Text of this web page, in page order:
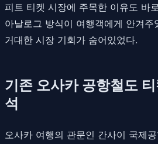
피트 티켓 시장에 주목한 이유도 바
아날로그 방식이 여행객에게 안겨주
거대한 시장 기회가 숨어있었다.
기존 오사카 공항철도
석
오사카 여행의 관문인 간사이 국제